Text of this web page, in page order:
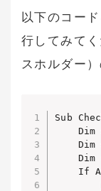
以下のコー
行してみて
スホルダー
Sub
Dim
Dim
Dim
If